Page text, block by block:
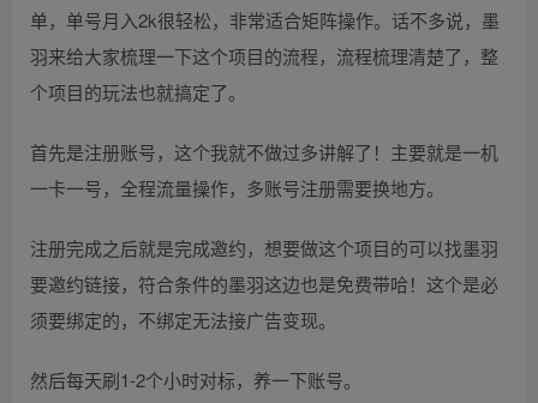
单，单号月入2k很轻松，非常适合矩阵操作。话不多说，墨
羽来给大家梳理一下这个项目的流程，流程梳理清楚了，整
个项目的玩法也就搞定了。
首先是注册账号，这个我就不做过多讲解了！主要就是一机
一卡一号，全程流量操作，多账号注册需要换地方。
注册完成之后就是完成邀约，想要做这个项目的可以找墨羽
要邀约链接，符合条件的墨羽这边也是免费带哈！这个是必
须要绑定的，不绑定无法接广告变现。
然后每天刷1-2个小时对标，养一下账号。